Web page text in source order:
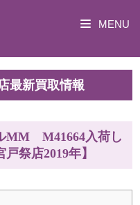
MENU
最新買取情報
MM M41664入荷し
祭店2019年】